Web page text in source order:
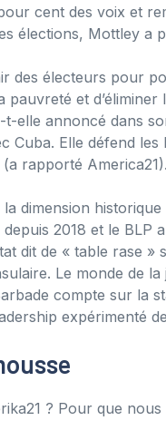
cent des voix et
élections, Mottley a
des électeurs pour
et
elle annoncé dans
Elle défend les
rapporté America21).
dimension
2018 et le BLP
dit de « table rase »
Le monde de
compte sur la
expérimenté
? Pour que